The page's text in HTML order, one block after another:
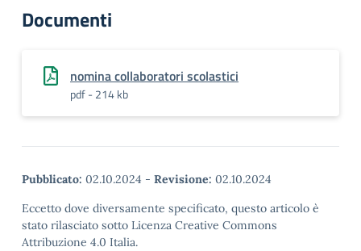
Documenti
nomina collaboratori scolastici
pdf - 214 kb
Pubblicato: 02.10.2024 - Revisione: 02.10.2024
Eccetto dove diversamente specificato, questo articolo è
stato rilasciato sotto Licenza Creative Commons
Attribuzione 4.0 Italia.